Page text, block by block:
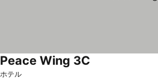
ホテル
Peace Wing 3C